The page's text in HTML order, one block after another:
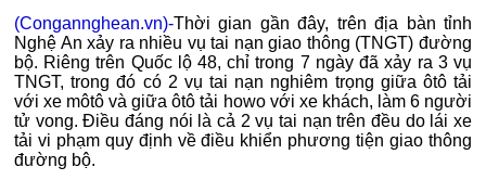
(Congannghean.vn)-Thời gian gần đây, trên địa bàn tỉnh
Nghệ An xảy ra nhiều vụ tai nạn giao thông (TNGT) đường
bộ. Riêng trên Quốc lộ 48, chỉ trong 7 ngày đã xảy ra 3 vụ
TNGT, trong đó có 2 vụ tai nạn nghiêm trọng giữa ôtô tải
với xe môtô và giữa ôtô tải howo với xe khách, làm 6 người
tử vong. Điều đáng nói là cả 2 vụ tai nạn trên đều do lái xe
tải vi phạm quy định về điều khiển phương tiện giao thông
đường bộ.